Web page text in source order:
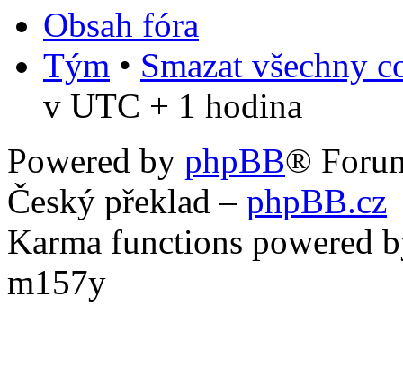
Obsah fóra
Tým • Smazat všechny
v UTC + 1 hodina
Powered by phpBB®
Český překlad – phpBB.cz
Karma functions powered
m157y